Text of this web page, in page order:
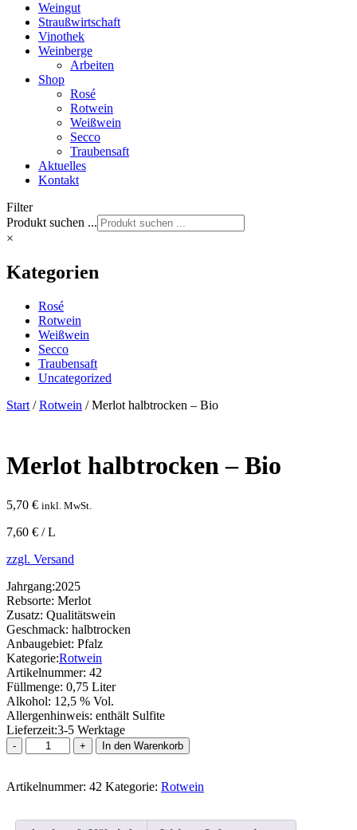
Weingut
Straußwirtschaft
Vinothek
Weinberge
Arbeiten
Shop
Rosé
Rotwein
Weißwein
Secco
Traubensaft
Aktuelles
Kontakt
Filter
Produkt suchen ...
×
Kategorien
Rosé
Rotwein
Weißwein
Secco
Traubensaft
Uncategorized
Start /Rotwein / Merlot halbtrocken – Bio
Merlot halbtrocken – Bio
5,70 € inkl. MwSt.
7,60 € / L
zzgl. Versand
Jahrgang:2025
Rebsorte: Merlot
Zusatz: Qualitätswein
Geschmack: halbtrocken
Anbaugebiet: Pfalz
Kategorie:Rotwein
Artikelnummer: 42
Füllmenge: 0,75 Liter
Alkohol: 12,5 % Vol.
Allergenhinweis: enthält Sulfite
Lieferzeit:3-5 Werktage
Merlot
halbtrocken
Bio
In den Warenkorb
Artikelnummer: 42 Kategorie: Rotwein